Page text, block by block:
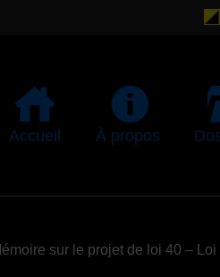
Accueil À propos
sur le projet de loi 40 – Loi